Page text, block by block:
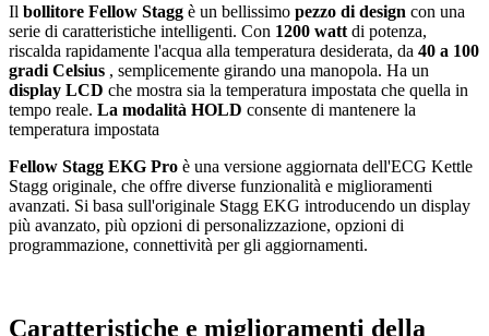
Il bollitore Fellow Stagg è un bellissimo pezzo di design con una
serie di caratteristiche intelligenti. Con 1200 watt di potenza,
riscalda rapidamente l'acqua alla temperatura desiderata, da 40 a 100
gradi Celsius , semplicemente girando una manopola. Ha un
display LCD che mostra sia la temperatura impostata che quella in
tempo reale. La modalità HOLD consente di mantenere la
temperatura impostata
Fellow Stagg EKG Pro è una versione aggiornata dell'ECG Kettle
Stagg originale, che offre diverse funzionalità e miglioramenti
avanzati. Si basa sull'originale Stagg EKG introducendo un display
più avanzato, più opzioni di personalizzazione, opzioni di
programmazione, connettività per gli aggiornamenti.
Caratteristiche e miglioramenti della